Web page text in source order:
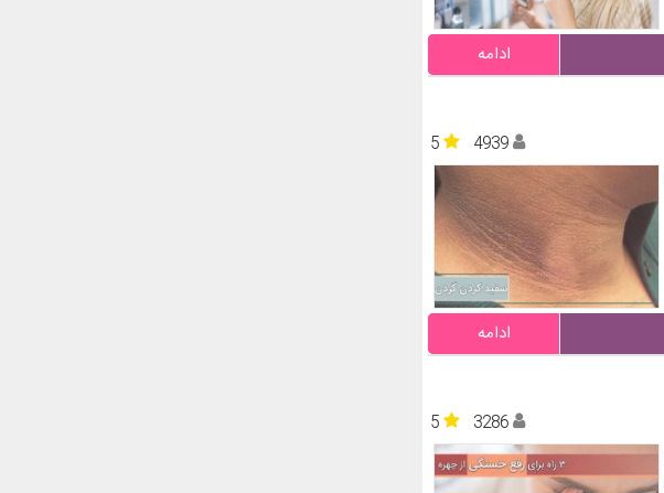
ادامه
5
4939
ادامه
5
3286